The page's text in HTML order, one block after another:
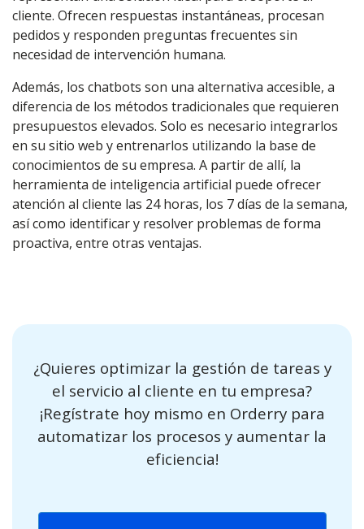
cliente. Ofrecen respuestas instantáneas, procesan
pedidos y responden preguntas frecuentes sin
necesidad de intervención humana.
Además, los chatbots son una alternativa accesible, a
diferencia de los métodos tradicionales que requieren
presupuestos elevados. Solo es necesario integrarlos
en su sitio web y entrenarlos utilizando la base de
conocimientos de su empresa. A partir de allí, la
herramienta de inteligencia artificial puede ofrecer
atención al cliente las 24 horas, los 7 días de la semana,
así como identificar y resolver problemas de forma
proactiva, entre otras ventajas.
¿Quieres optimizar la gestión de tareas y
el servicio al cliente en tu empresa?
¡Regístrate hoy mismo en Orderry para
automatizar los procesos y aumentar la
eficiencia!